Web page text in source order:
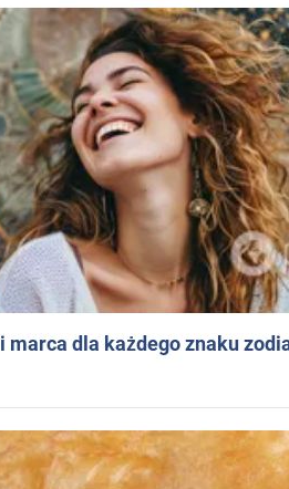
marca dla każdego znaku